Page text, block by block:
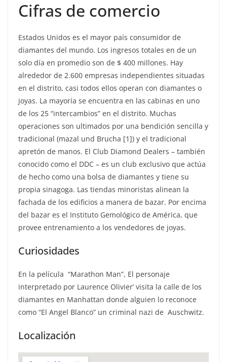
Cifras de comercio
Estados Unidos es el mayor país consumidor de
diamantes del mundo. Los ingresos totales en de un
solo día en promedio son de $ 400 millones. Hay
alrededor de 2.600 empresas independientes situadas
en el distrito, casi todos ellos operan con diamantes o
joyas. La mayoría se encuentra en las cabinas en uno
de los 25 “intercambios” en el distrito. Muchas
operaciones son ultimados por una bendición sencilla y
tradicional (mazal und Brucha [1]) y el tradicional
apretón de manos. El Club Diamond Dealers – también
conocido como el DDC – es un club exclusivo que actúa
de hecho como una bolsa de diamantes y tiene su
propia sinagoga. Las tiendas minoristas alinean la
fachada de los edificios a manera de bazar. Por encima
del bazar es el Instituto Gemológico de América, que
provee entrenamiento a los vendedores de joyas.
Curiosidades
En la película “Marathon Man”, El personaje
interpretado por Laurence Olivier’ visita la calle de los
diamantes en Manhattan donde alguien lo reconoce
como “El Angel Blanco” un criminal nazi de Auschwitz.
Localización